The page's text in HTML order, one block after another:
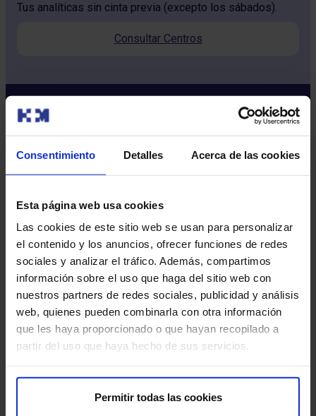
Consentimiento Detalles Acerca de las cookies
Esta página web usa cookies
Las cookies de este sitio web se usan para personalizar
el contenido y los anuncios, ofrecer funciones de redes
sociales y analizar el tráfico. Además, compartimos
información sobre el uso que haga del sitio web con
nuestros partners de redes sociales, publicidad y análisis
web, quienes pueden combinarla con otra información
que les haya proporcionado o que hayan recopilado a
partir del uso que haya hecho de sus servicios.
Permitir todas las cookies
Tus analíticas sin cinta previa (excepto los sábados).
Consultar Centros
Más HM Hospitales
Fundación HM​
Instituto HM Hospitales​
Intranet HM Hospitales​